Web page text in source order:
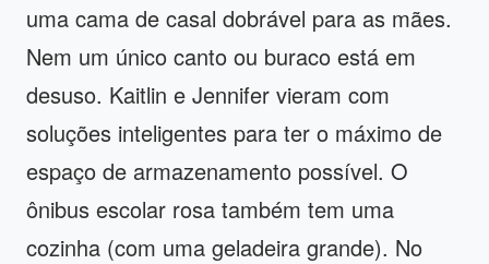
uma cama de casal dobrável para as mães.
Nem um único canto ou buraco está em
desuso. Kaitlin e Jennifer vieram com
soluções inteligentes para ter o máximo de
espaço de armazenamento possível. O
ônibus escolar rosa também tem uma
cozinha (com uma geladeira grande). No